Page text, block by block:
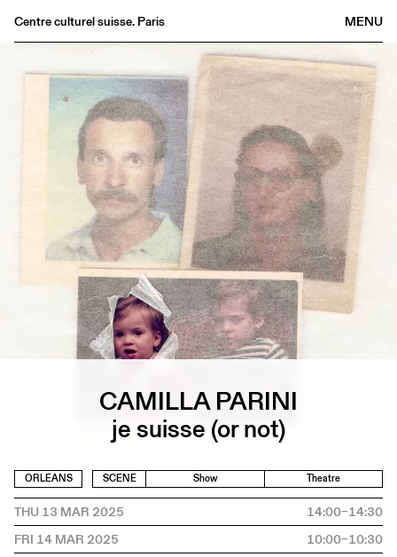
MENU
Centre culturel suisse. Paris
Bookshop
Buvette
EN
CAMILLA PARINI
je suisse (or not)
ORLEANS SCENE Show Theatre
THU 13 MAR 2025
14:00–14:30
FRI 14 MAR 2025
10:00–10:30